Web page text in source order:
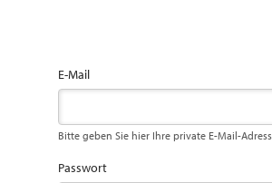
E-Mail
Bitte geben Sie hier Ihre private E-Mail-
Passwort